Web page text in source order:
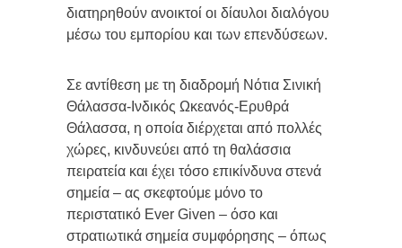
διατηρηθούν ανοικτοί οι δίαυλοι διαλόγου
μέσω του εμπορίου και των επενδύσεων.
Σε αντίθεση με τη διαδρομή Νότια Σινική
Θάλασσα-Ινδικός Ωκεανός-Ερυθρά
Θάλασσα, η οποία διέρχεται από πολλές
χώρες, κινδυνεύει από τη θαλάσσια
πειρατεία και έχει τόσο επικίνδυνα στενά
σημεία – ας σκεφτούμε μόνο το
περιστατικό Ever Given – όσο και
στρατιωτικά σημεία συμφόρησης – όπως